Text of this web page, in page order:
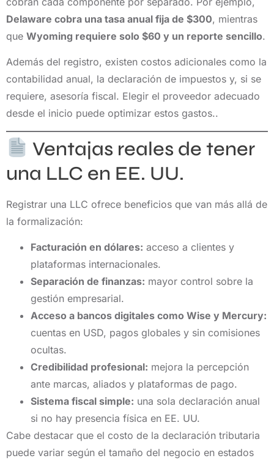
Delaware cobra una tasa anual fija de $300, mientras
que Wyoming requiere solo $60 y un reporte sencillo.
Además del registro, existen costos adicionales como la
contabilidad anual, la declaración de impuestos y, si se
requiere, asesoría fiscal. Elegir el proveedor adecuado
desde el inicio puede optimizar estos gastos..
Ventajas reales de tener
una LLC en EE. UU.
Registrar una LLC ofrece beneficios que van más allá de
la formalización:
Facturación en dólares: acceso a clientes y
plataformas internacionales.
Separación de finanzas: mayor control sobre la
gestión empresarial.
Acceso a bancos digitales como Wise y Mercury:
cuentas en USD, pagos globales y sin comisiones
ocultas.
Credibilidad profesional: mejora la percepción
ante marcas, aliados y plataformas de pago.
Sistema fiscal simple: una sola declaración anual
si no hay presencia física en EE. UU.
Cabe destacar que el costo de la declaración tributaria
puede variar según el tamaño del negocio en estados